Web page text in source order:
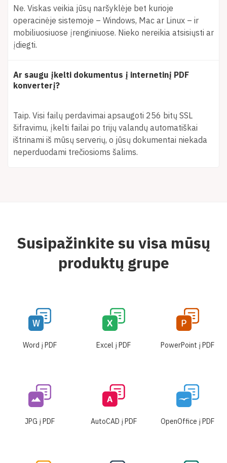
Ne. Viskas veikia jūsų naršyklėje bet kurioje
operacinėje sistemoje – Windows, Mac ar Linux – ir
mobiliuosiuose įrenginiuose. Nieko nereikia atsisiųsti ar
įdiegti.
Ar saugu įkelti dokumentus į internetinį PDF
konverterį?
Taip. Visi failų perdavimai apsaugoti 256 bitų SSL
šifravimu, įkelti failai po trijų valandų automatiškai
ištrinami iš mūsų serverių, o jūsų dokumentai niekada
neperduodami trečiosioms šalims.
Susipažinkite su visa mūsų
produktų grupe
Word į PDF Excel į PDF PowerPoint į PDF
JPG į PDF AutoCAD į PDF OpenOffice į PDF